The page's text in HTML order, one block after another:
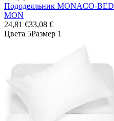
Пододеяльник MONACO-
MON
24,81 €33,08 €
Цвета 5Размер 1